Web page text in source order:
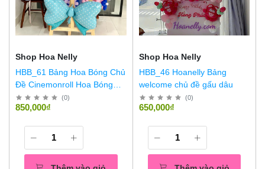
Shop Hoa Nelly
HBB_61 Bảng Hoa Bóng Chủ
Đề Cinemonroll Hoa Bóng
Chủ Đề Cinnamoroll
(0)
850,000₫
Shop Hoa Nelly
HBB_46 Hoanelly Bảng
welcome chủ đề gấu dâu
(0)
650,000₫